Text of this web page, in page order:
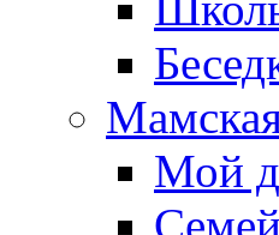
Мой